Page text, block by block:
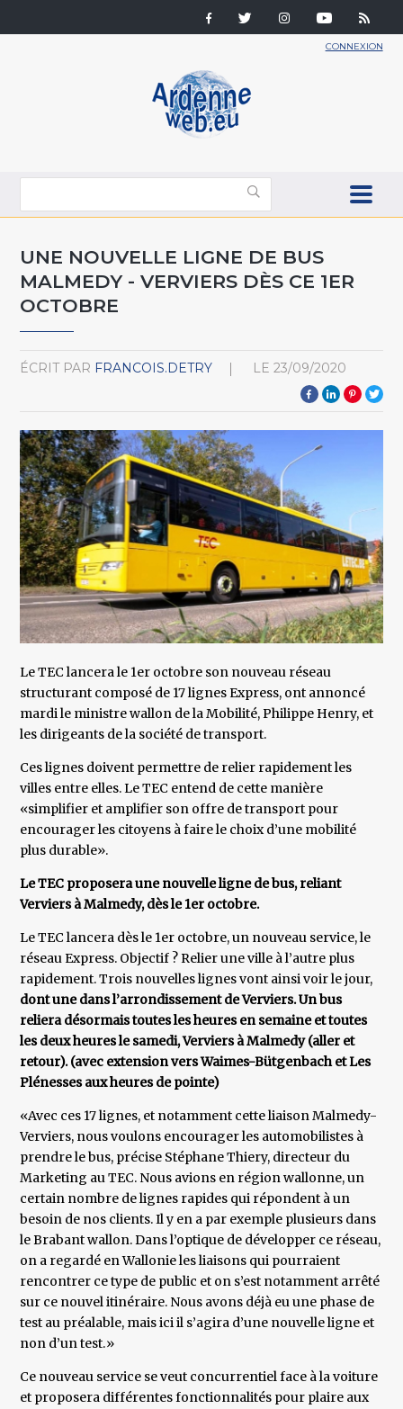
CONNEXION
UNE NOUVELLE LIGNE DE BUS
MALMEDY - VERVIERS DÈS CE 1ER
OCTOBRE
ÉCRIT PAR FRANCOIS.DETRY LE 23/09/2020
Le TEC lancera le 1er octobre son nouveau réseau
structurant composé de 17 lignes Express, ont annoncé
mardi le ministre wallon de la Mobilité, Philippe Henry, et
les dirigeants de la société de transport.
Ces lignes doivent permettre de relier rapidement les
villes entre elles. Le TEC entend de cette manière
«simplifier et amplifier son offre de transport pour
encourager les citoyens à faire le choix d’une mobilité
plus durable».
Le TEC proposera une nouvelle ligne de bus, reliant
Verviers à Malmedy, dès le 1er octobre.
Le TEC lancera dès le 1er octobre, un nouveau service, le
réseau Express. Objectif ? Relier une ville à l’autre plus
rapidement. Trois nouvelles lignes vont ainsi voir le jour,
dont une dans l’arrondissement de Verviers. Un bus
reliera désormais toutes les heures en semaine et toutes
les deux heures le samedi, Verviers à Malmedy (aller et
retour). (avec extension vers Waimes-Bütgenbach et Les
Plénesses aux heures de pointe)
«Avec ces 17 lignes, et notamment cette liaison Malmedy-
Verviers, nous voulons encourager les automobilistes à
prendre le bus, précise Stéphane Thiery, directeur du
Marketing au TEC. Nous avions en région wallonne, un
certain nombre de lignes rapides qui répondent à un
besoin de nos clients. Il y en a par exemple plusieurs dans
le Brabant wallon. Dans l’optique de développer ce réseau,
on a regardé en Wallonie les liaisons qui pourraient
rencontrer ce type de public et on s’est notamment arrêté
sur ce nouvel itinéraire. Nous avons déjà eu une phase de
test au préalable, mais ici il s’agira d’une nouvelle ligne et
non d’un test.»
Ce nouveau service se veut concurrentiel face à la voiture
et proposera différentes fonctionnalités pour plaire aux